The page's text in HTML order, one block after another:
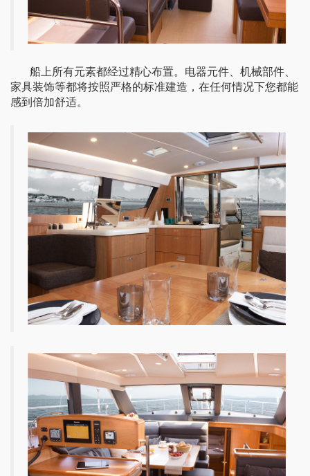
船上所有元素都经过精心布置。 电器元件、 机械部件
家具装饰等都将按照严格的标准建造，在任何情况下您都能
感到倍加舒适。